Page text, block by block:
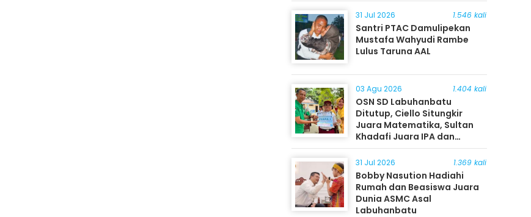
31 Jul 2026 1.546 kali
Santri PTAC Damulipekan
Mustafa Wahyudi Rambe
Lulus Taruna AAL
03 Agu 2026 1.404 kali
OSN SD Labuhanbatu
Ditutup, Ciello Situngkir
Juara Matematika, Sultan
Khadafi Juara IPA dan
Timothy Rangkuti Juara IPS
31 Jul 2026 1.369 kali
Bobby Nasution Hadiahi
Rumah dan Beasiswa Juara
Dunia ASMC Asal
Labuhanbatu